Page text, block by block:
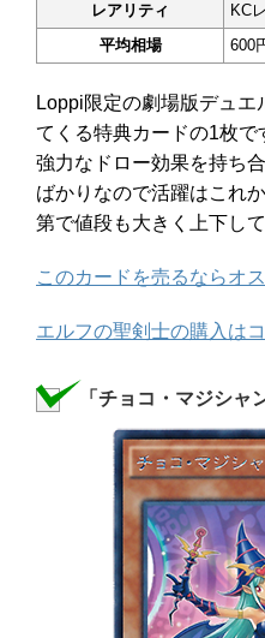
レアリティ
KC
平均相場
600
Loppi限定の劇場版デュ
てくる特典カードの1枚で
強力なドロー効果を持ち
ばかりなので活躍はこれ
第で値段も大きく上下し
このカードを売るならオ
エルフの聖剣士の購入は
「チョコ・マジシャ